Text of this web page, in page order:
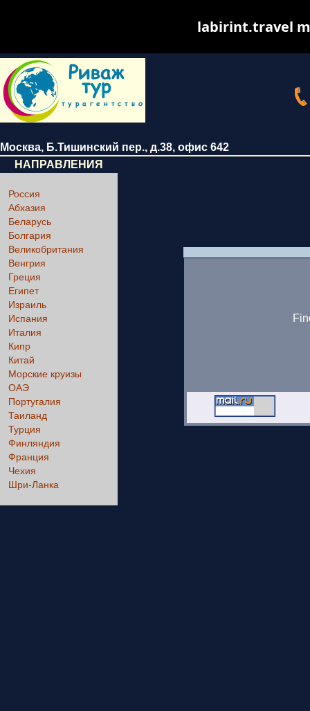
Москва, Б.Тишинский пер., д.38, офис 642
НАПРАВЛЕНИЯ
Россия
Абхазия
Беларусь
Болгария
Великобритания
Венгрия
Греция
Египет
Израиль
Испания
Италия
Кипр
Китай
Морские круизы
ОАЭ
Португалия
Таиланд
Турция
Финляндия
Франция
Чехия
Шри-Ланка
labirint.travel